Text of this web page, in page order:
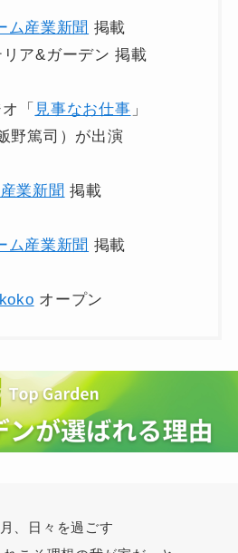
ム産業新聞 掲載
ア&ガーデン 掲載
「 見事なお仕事 」
野篤司）が出演
業新聞 掲載
ム産業新聞 掲載
オープン
、日々を過ごす